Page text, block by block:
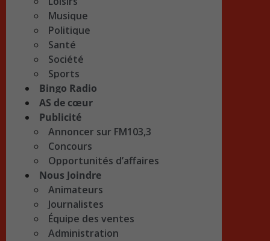
Musique
Politique
Santé
Société
Sports
Bingo Radio
AS de cœur
Publicité
Annoncer sur FM103,3
Concours
Opportunités d’affaires
Nous Joindre
Animateurs
Journalistes
Équipe des ventes
Administration